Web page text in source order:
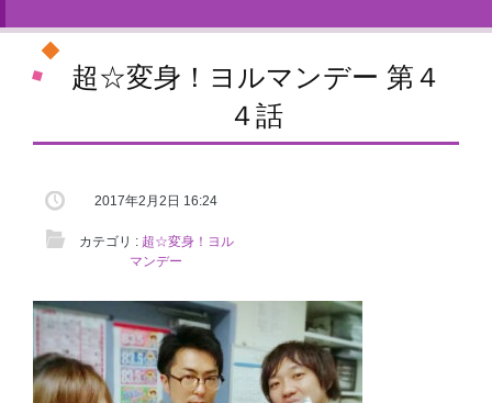
超☆変身！ヨルマンデー 第４
４話
2017年2月2日 16:24
カテゴリ : 超☆変身！ヨル
マンデー